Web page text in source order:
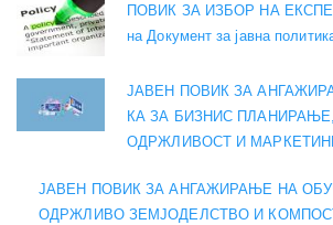
ПОВИК ЗА ИЗБОР НА
на Документ за јавна
ЈАВЕН ПОВИК ЗА
КА ЗА БИЗНИС
ОДРЖЛИВОСТ И
ЈАВЕН ПОВИК ЗА АНГАЖИРАЊЕ НА
ОДРЖЛИВО ЗЕМЈОДЕЛСТВО И